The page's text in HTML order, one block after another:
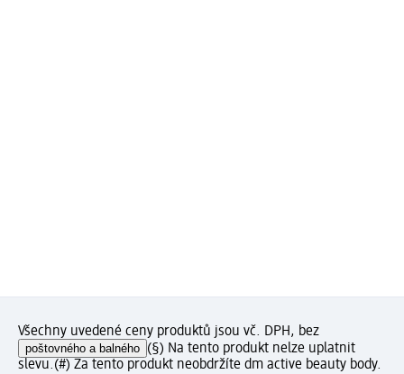
Všechny uvedené ceny produktů jsou vč. DPH, bez
poštovného a balného (§) Na tento produkt nelze uplatnit
slevu.(#) Za tento produkt neobdržíte dm active beauty body.